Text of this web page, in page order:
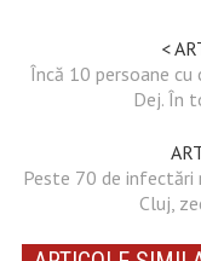
<
Încă 10 persoane
Dej. În
Peste 70 de infectări
Cluj,